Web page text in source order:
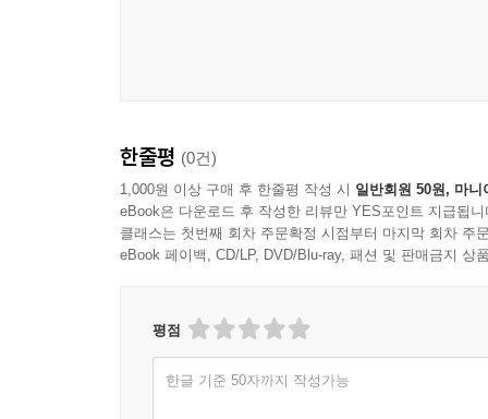
한줄평 (0건)
1,000원 이상 구매 후 한줄평 작성 시 일반회원 50원, 마니
eBook은 다운로드 후 작성한 리뷰만 YES포인트 지급됩니
클래스는 첫번째 회차 주문확정 시점부터 마지막 회차 주
eBook 페이백, CD/LP, DVD/Blu-ray, 패션 및 판매금지 상
평점
한글 기준 50자까지 작성가능